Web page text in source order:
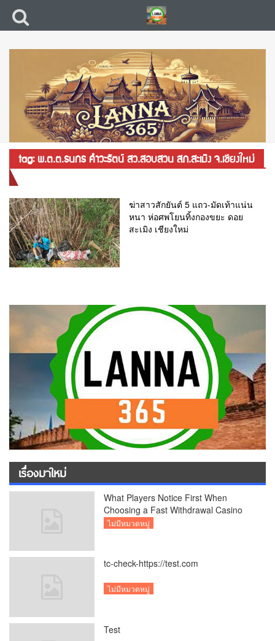
tag: พ.ต.ต.ธนกร คำวะรัตน์ สว.สอบสวน สภ.สะเมิง จ.เชียงใหม่
ฆ่าสาวสักยันต์ 5 แถว-มัดเท้าแน่น
หนา ห่อศพโยนทิ้งกองขยะ ดอย
สะเมิง เชียงใหม่
เรื่องมาใหม่
What Players Notice First When
Choosing a Fast Withdrawal Casino
UK
ไม่มีหมวดหมู่
tc-check-https://test.com
ไม่มีหมวดหมู่
Test